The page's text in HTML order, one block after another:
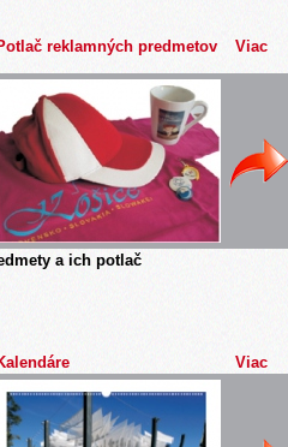
reklamných predmetov Viac
a ich potlač
Viac